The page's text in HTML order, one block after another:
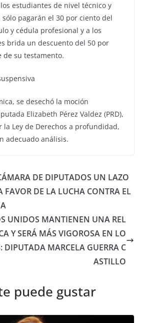
estudiantes de nivel técnico y
pagarán el 30 por ciento del
y cédula profesional y a los
brida un descuento del 50 por
su testamento.
se desechó la moción
Elizabeth Pérez Valdez (PRD),
Ley de Derechos a profundidad,
adecuado análisis.
DE DIPUTADOS UN LAZO
DE LA LUCHA CONTRA EL
UNIDOS MANTIENEN UNA REL
Y SERÁ MÁS VIGOROSA EN LO
DIPUTADA MARCELA GUERRA C
ASTILLO
puede gustar